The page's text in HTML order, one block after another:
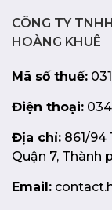
CÔNG TY
HOÀNG KHUÊ
Mã số thuế:
Điện thoại: 034
Địa chỉ: 861/94
Quận 7, Thành
Email: